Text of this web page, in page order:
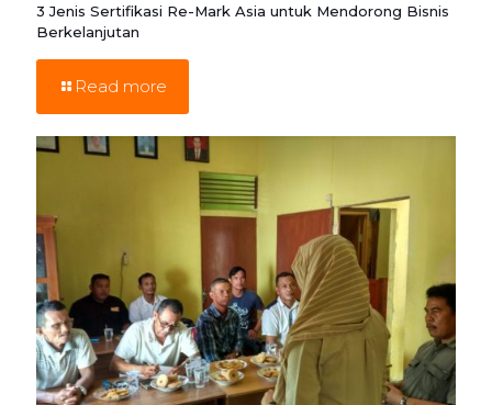
3 Jenis Sertifikasi Re-Mark Asia untuk Mendorong Bisnis
Berkelanjutan
Read more